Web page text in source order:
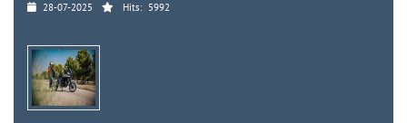
28-07-2025 Hits: 5992